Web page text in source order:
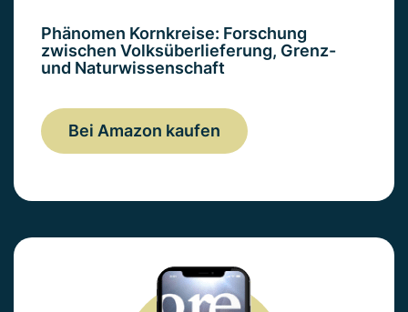
Phänomen Kornkreise: Forschung
zwischen Volksüberlieferung, Grenz-
und Naturwissenschaft
Bei Amazon kaufen